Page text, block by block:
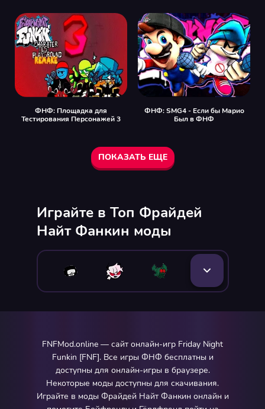
ФНФ: Площадка для
Тестирования Персонажей 3
ФНФ: SMG4 - Если бы Марио
Был в ФНФ
ПОКАЗАТЬ ЕЩЕ
Играйте в Топ Фрайдей
Найт Фанкин моды
FNFMod.online — сайт онлайн-игр Friday Night
Funkin [FNF]. Все игры ФНФ бесплатны и
доступны для онлайн-игры в браузере.
Некоторые моды доступны для скачивания.
Играйте в моды Фрайдей Найт Фанкин онлайн и